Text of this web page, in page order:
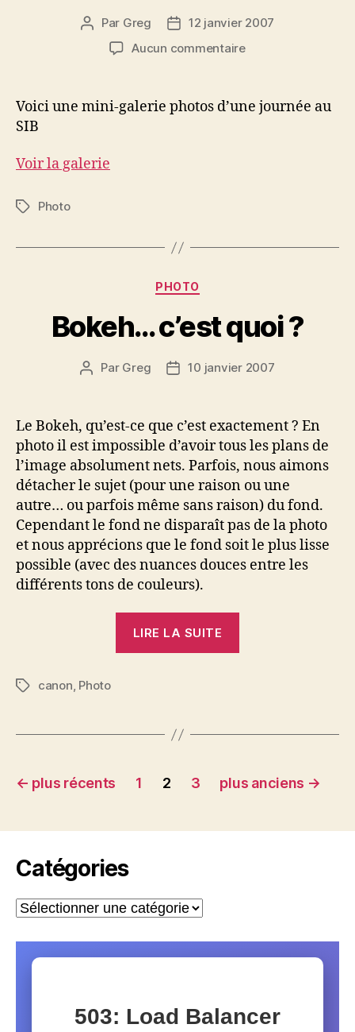
Auteur
l’article
Par Greg
Date12 janvier 2007
Aucun commentairesur
SIB
Voici une mini-galerie photos d’une journée au
SIB
Voir la galerie
Étiquettes
Photo
Catégories
PHOTO
Bokeh… c’est quoi ?
Auteur
Par Greg
Date10 janvier 2007
Le Bokeh, qu’est-ce que c’est exactement ? En
photo il est impossible d’avoir tous les plans de
l’image absolument nets. Parfois, nous aimons
détacher le sujet (pour une raison ou une
autre… ou parfois même sans raison) du fond.
Cependant le fond ne disparaît pas de la photo
et nous apprécions que le fond soit le plus lisse
possible (avec des nuances douces entre les
différents tons de couleurs).
LIRE LA SUITE
Étiquettes
canon, Photo
Pagination
publications
← plus récents 1 2 3 plus anciens →
Catégories
Catégories